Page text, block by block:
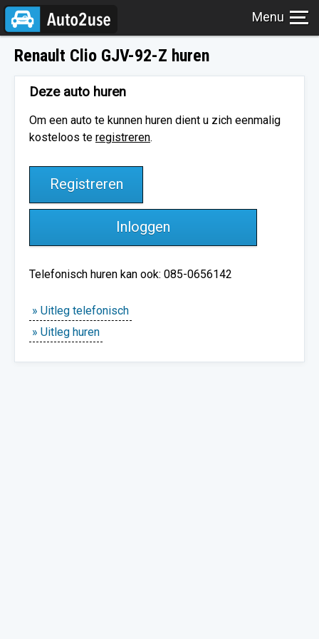
Renault Clio GJV-92-Z huren
Deze auto huren
Om een auto te kunnen huren dient u zich eenmalig
kosteloos te registreren.
Registreren
Inloggen
Telefonisch huren kan ook: 085-0656142
» Uitleg telefonisch
» Uitleg huren